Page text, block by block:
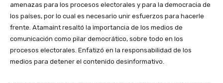
amenazas para los procesos electorales y para la democracia de
los países, por lo cual es necesario unir esfuerzos para hacerle
frente. Atamaint resaltó la importancia de los medios de
comunicación como pilar democrático, sobre todo en los
procesos electorales. Enfatizó en la responsabilidad de los
medios para detener el contenido desinformativo.